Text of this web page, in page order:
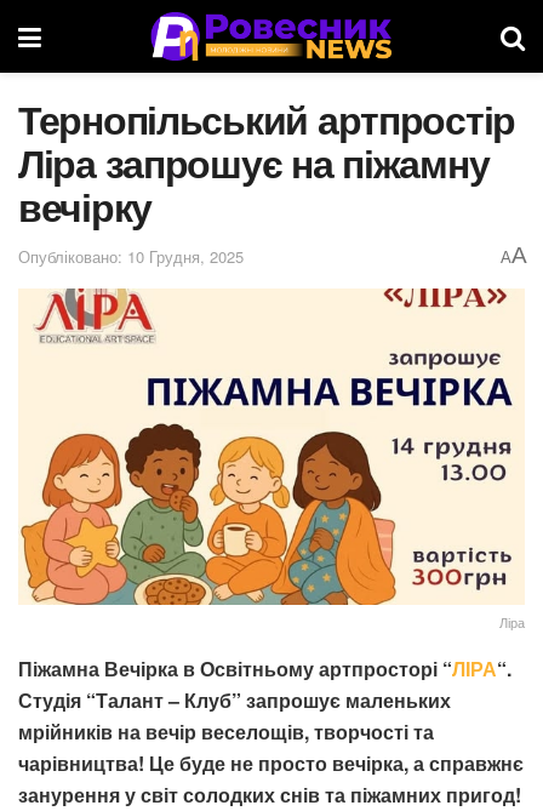
Тернопільський артпростір
Ліра запрошує на піжамну
вечірку
Опубліковано: 10 Грудня, 2025 AA
Ліра
Піжамна Вечірка в Освітньому артпросторі “ЛІРА“.
Студія “Талант – Клуб” запрошує маленьких
мрійників на вечір веселощів, творчості та
чарівництва! Це буде не просто вечірка, а справжнє
занурення у світ солодких снів та піжамних пригод!